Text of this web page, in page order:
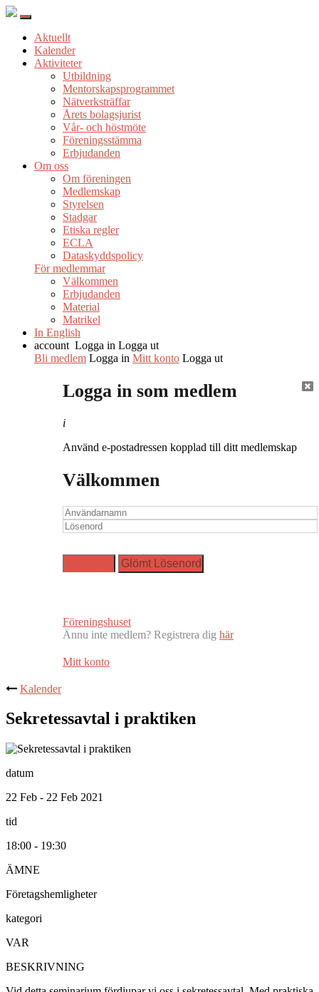
Aktuellt
Kalender
Aktiviteter
Utbildning
Mentorskapsprogrammet
Nätverksträffar
Årets bolagsjurist
Vår- och höstmöte
Föreningsstämma
Erbjudanden
Om oss
Om föreningen
Medlemskap
Styrelsen
Stadgar
Etiska regler
ECLA
Dataskyddspolicy
För medlemmar
Välkommen
Erbjudanden
Material
Matrikel
In English
account Logga in Logga ut
Bli medlem Logga in Mitt konto Logga ut
Logga in som medlem
i
Använd e-postadressen kopplad till ditt medlemskap
Välkommen
Föreningshuset
Ännu inte medlem? Registrera dig här
Mitt konto
Kalender
Sekretessavtal i praktiken
datum
22 Feb - 22 Feb 2021
tid
18:00 - 19:30
ÄMNE
Företagshemligheter
kategori
VAR
BESKRIVNING